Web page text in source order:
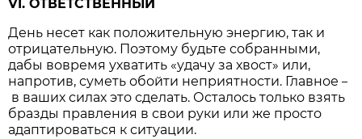
VI. ОТВЕТСТВЕННЫЙ
День несет как положительную энергию, так и
отрицательную. Поэтому будьте собранными,
дабы вовремя ухватить «удачу за хвост» или,
напротив, суметь обойти неприятности. Главное–
в ваших силах это сделать. Осталось только взять
бразды правления в свои руки или же просто
адаптироваться к ситуации.